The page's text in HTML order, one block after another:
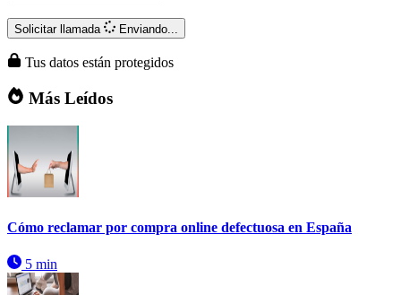
Solicitar llamada Enviando...
Tus datos están protegidos
Más Leídos
Cómo reclamar por compra online defectuosa en España
5 min